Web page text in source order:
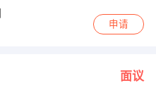
申请
面议